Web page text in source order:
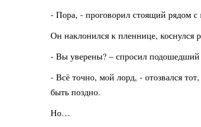
- Пора, - проговорил стоящий рядом с
Он наклонился к пленнице, коснулся
- Вы уверены? – спросил
- Всё точно, мой лорд, - отозвался
быть поздно.
Но…